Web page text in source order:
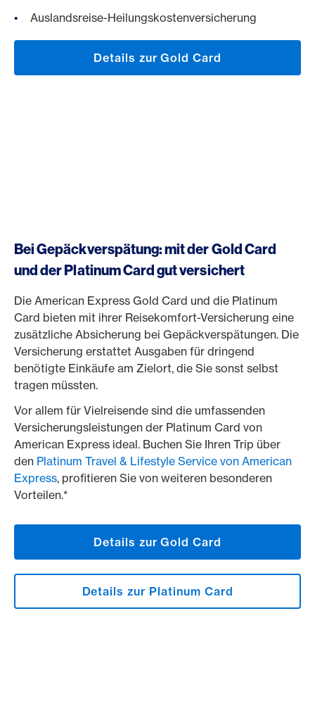
Auslandsreise-Heilungskostenversicherung
Details zur Gold Card
Bei Gepäckverspätung: mit der Gold Card
und der Platinum Card gut versichert
Die American Express Gold Card und die Platinum
Card bieten mit ihrer Reisekomfort-Versicherung eine
zusätzliche Absicherung bei Gepäckverspätungen. Die
Versicherung erstattet Ausgaben für dringend
benötigte Einkäufe am Zielort, die Sie sonst selbst
tragen müssten.
Vor allem für Vielreisende sind die umfassenden
Versicherungsleistungen der Platinum Card von
American Express ideal. Buchen Sie Ihren Trip über
den Platinum Travel & Lifestyle Service von American
Express, profitieren Sie von weiteren besonderen
Vorteilen.*
Details zur Gold Card
Details zur Platinum Card